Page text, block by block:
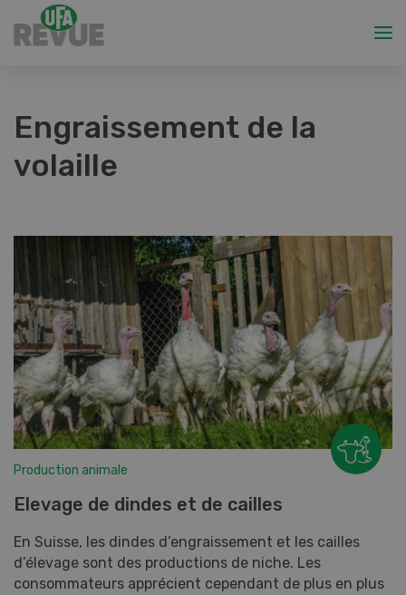
Engraissement de la
volaille
Production animale
Elevage de dindes et de cailles
En Suisse, les dindes d’engraissement et les cailles
d’élevage sont des productions de niche. Les
consommateurs apprécient cependant de plus en plus